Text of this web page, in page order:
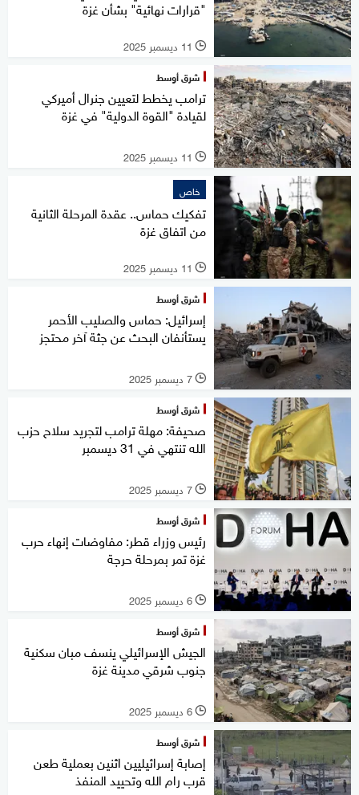
"قرارات نهائية" بشأن غزة
l 11 ديسمبر 2025
شرق أوسط
ترامب يخطط لتعيين جنرال أميركي
لقيادة "القوة الدولية" في غزة
l 11 ديسمبر 2025
خاص
تفكيك حماس.. عقدة المرحلة الثانية
من اتفاق غزة
l 11 ديسمبر 2025
شرق أوسط
إسرائيل: حماس والصليب الأحمر
يستأنفان البحث عن جثة آخر محتجز
l 7 ديسمبر 2025
شرق أوسط
صحيفة: مهلة ترامب لتجريد سلاح حزب
الله تنتهي في 31 ديسمبر
l 7 ديسمبر 2025
شرق أوسط
رئيس وزراء قطر: مفاوضات إنهاء حرب
غزة تمر بمرحلة حرجة
l 6 ديسمبر 2025
شرق أوسط
الجيش الإسرائيلي ينسف مبان سكنية
جنوب شرقي مدينة غزة
l 6 ديسمبر 2025
شرق أوسط
إصابة إسرائيليين اثنين بعملية طعن
قرب رام الله وتحييد المنفذ